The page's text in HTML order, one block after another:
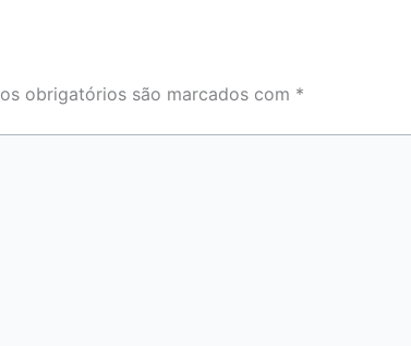
obrigatórios são marcados com *